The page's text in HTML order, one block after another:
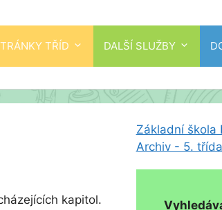
TŘÍD DALŠÍ SLUŽBY
kapitol.
Základní škola
Archiv - 5. třída